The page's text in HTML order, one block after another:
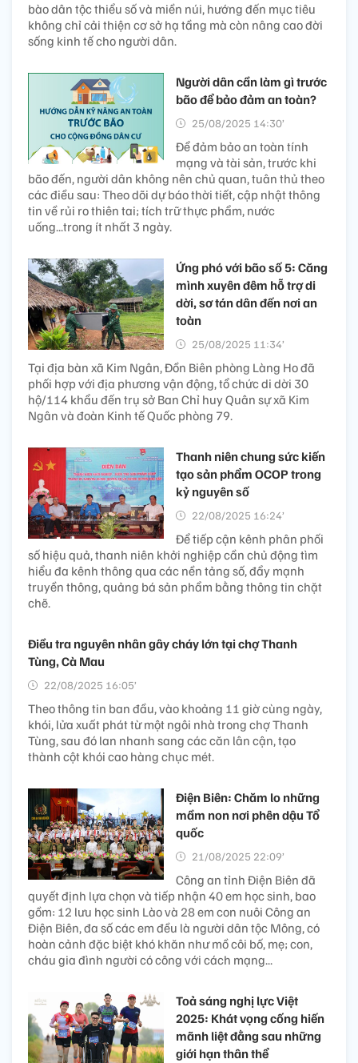
bào dân tộc thiểu số và miền núi, hướng đến mục tiêu
không chỉ cải thiện cơ sở hạ tầng mà còn nâng cao đời
sống kinh tế cho người dân.
Người dân cần làm gì trước
bão để bảo đảm an toàn?
25/08/2025 14:30’
Để đảm bảo an toàn tính
mạng và tài sản, trước khi
bão đến, người dân không nên chủ quan, tuân thủ theo
các điều sau: Theo dõi dự báo thời tiết, cập nhật thông
tin về rủi ro thiên tai; tích trữ thực phẩm, nước
uống...trong ít nhất 3 ngày.
Ứng phó với bão số 5: Căng
mình xuyên đêm hỗ trợ di
dời, sơ tán dân đến nơi an
toàn
25/08/2025 11:34’
Tại địa bàn xã Kim Ngân, Đồn Biên phòng Làng Ho đã
phối hợp với địa phương vận động, tổ chức di dời 30
hộ/114 khẩu đến trụ sở Ban Chỉ huy Quân sự xã Kim
Ngân và đoàn Kinh tế Quốc phòng 79.
Thanh niên chung sức kiến
tạo sản phẩm OCOP trong
kỷ nguyên số
22/08/2025 16:24’
Để tiếp cận kênh phân phối
số hiệu quả, thanh niên khởi nghiệp cần chủ động tìm
hiểu đa kênh thông qua các nền tảng số, đẩy mạnh
truyền thông, quảng bá sản phẩm bằng thông tin chặt
chẽ.
Điều tra nguyên nhân gây cháy lớn tại chợ Thanh
Tùng, Cà Mau
22/08/2025 16:05’
Theo thông tin ban đầu, vào khoảng 11 giờ cùng ngày,
khói, lửa xuất phát từ một ngôi nhà trong chợ Thanh
Tùng, sau đó lan nhanh sang các căn lân cận, tạo
thành cột khói cao hàng chục mét.
Điện Biên: Chăm lo những
mầm non nơi phên dậu Tổ
quốc
21/08/2025 22:09’
Công an tỉnh Điện Biên đã
quyết định lựa chọn và tiếp nhận 40 em học sinh, bao
gồm: 12 lưu học sinh Lào và 28 em con nuôi Công an
Điện Biên, đa số các em đều là người dân tộc Mông, có
hoàn cảnh đặc biệt khó khăn như mồ côi bố, mẹ; con,
cháu gia đình người có công với cách mạng...
Toả sáng nghị lực Việt
2025: Khát vọng cống hiến
mãnh liệt đằng sau những
giới hạn thân thể